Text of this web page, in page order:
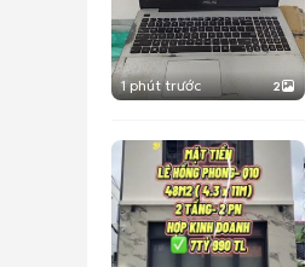
1 phút trước 2